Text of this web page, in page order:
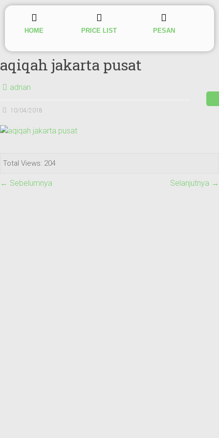
HOME PRICE LIST PESAN
aqiqah jakarta pusat
adnan
10/04/2018
Total Views: 204
← Sebelumnya Selanjutnya →